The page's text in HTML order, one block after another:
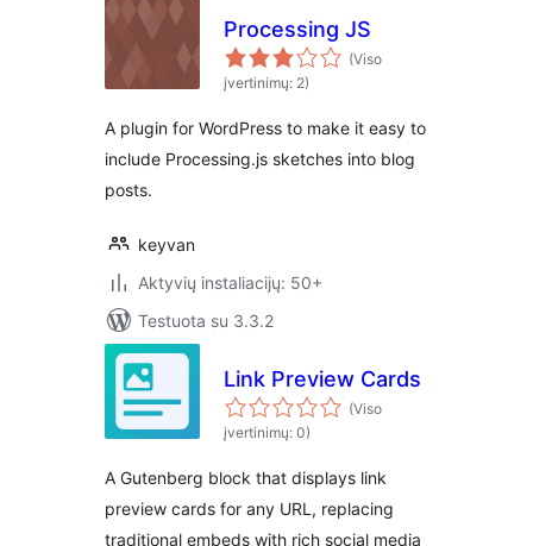
Processing JS
(Viso
įvertinimų: 2)
A plugin for WordPress to make it easy to
include Processing.js sketches into blog
posts.
keyvan
Aktyvių instaliacijų: 50+
Testuota su 3.3.2
Link Preview Cards
(Viso
įvertinimų: 0)
A Gutenberg block that displays link
preview cards for any URL, replacing
traditional embeds with rich social media